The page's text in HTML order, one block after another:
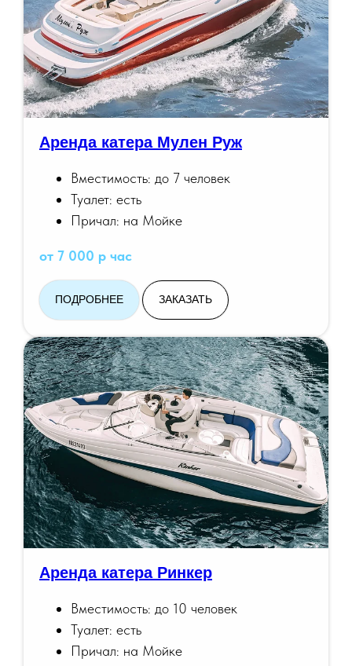
Аренда катера Мулен Руж
Вместимость: до 7 человек
Туалет: есть
Причал: на Мойке
от 7 000 р час
ПОДРОБНЕЕ ЗАКАЗАТЬ
Аренда катера Ринкер
Вместимость: до 10 человек
Туалет: есть
Причал: на Мойке